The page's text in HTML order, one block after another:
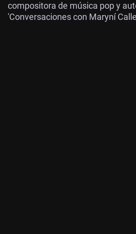
compositora de música pop y
'Conversaciones con Maryní